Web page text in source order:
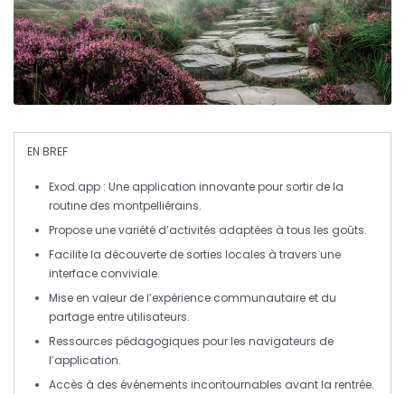
EN BREF
Exod.app : Une application innovante pour sortir de la
routine des montpelliérains.
Propose unevariété d’activités adaptées à tous les goûts.
Facilite la découverte de sorties locales à travers une
interface conviviale.
Mise en valeur del’expérience communautaire et du
partage entre utilisateurs.
Ressources pédagogiques pour les navigateurs de
l’application.
Accès à des événements incontournables avant la rentrée.